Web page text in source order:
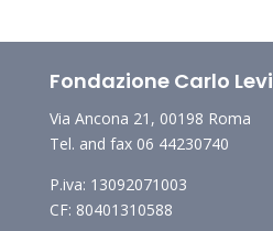
Fondazione Carlo Levi
Via Ancona 21, 00198 Roma
Tel. and fax 06 44230740
P.iva: 13092071003
CF: 80401310588